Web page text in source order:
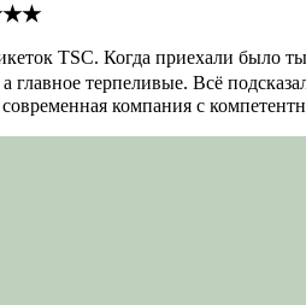
TSC. Когда приехали было
главное терпеливые. Всё
компания с